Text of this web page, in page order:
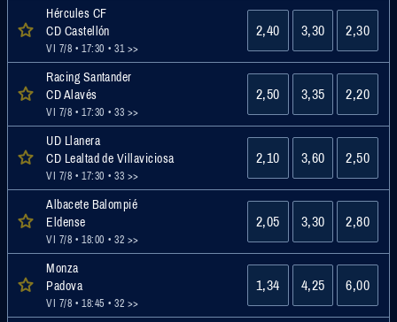
Hércules CF
CD Castellón
VI 7/8 • 17:30 • 31 >>
2,40 3,30 2,30
Racing Santander
CD Alavés
VI 7/8 • 17:30 • 33 >>
2,50 3,35 2,20
UD Llanera
CD Lealtad de Villaviciosa
VI 7/8 • 17:30 • 33 >>
2,10 3,60 2,50
Albacete Balompié
Eldense
VI 7/8 • 18:00 • 32 >>
2,05 3,30 2,80
Monza
Padova
VI 7/8 • 18:45 • 32 >>
1,34 4,25 6,00